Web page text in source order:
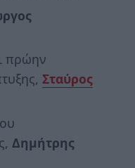
πρώην
Σταύρος
Δημήτρης